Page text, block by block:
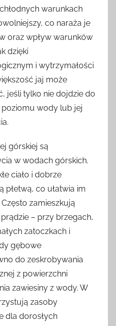
warunkach
co naraża je
oraz wpływ warunków
dzięki
i wytrzymałości
jaj może
jeśli tylko nie dojdzie do
poziomu wody lub jej
górskiej są
w wodach górskich.
ciało i dobrze
płetwą, co ułatwia im
zamieszkują
– przy brzegach,
zatoczkach i
gębowe
do zeskrobywania
z powierzchni
zawiesiny z wody. W
zasoby
dla dorosłych